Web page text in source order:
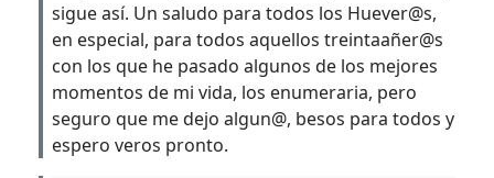
sigue así. Un saludo para todos los Huever@s,
en especial, para todos aquellos treintaañer@s
con los que he pasado algunos de los mejores
momentos de mi vida, los enumeraria, pero
seguro que me dejo algun@, besos para todos y
espero veros pronto.